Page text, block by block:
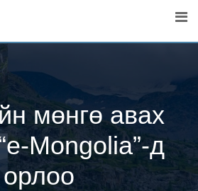
мөнгө авах
Mongolia”-д
орлоо